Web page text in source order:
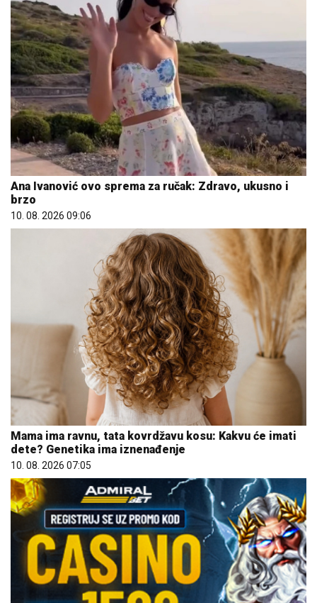
Ana Ivanović ovo sprema za ručak: Zdravo, ukusno i
brzo
10. 08. 2026 09:06
Mama ima ravnu, tata kovrdžavu kosu: Kakvu će imati
dete? Genetika ima iznenađenje
10. 08. 2026 07:05